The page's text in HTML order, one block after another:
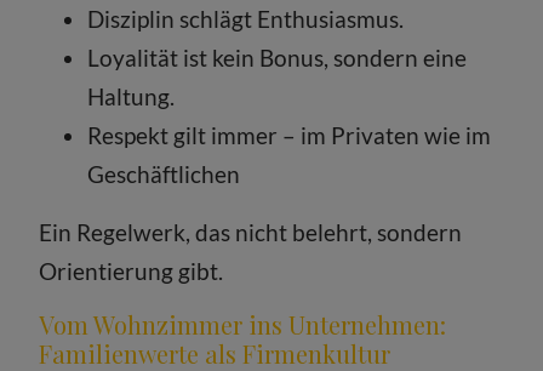
Disziplin schlägt Enthusiasmus.
Loyalität ist kein Bonus, sondern eine
Haltung.
Respekt gilt immer – im Privaten wie im
Geschäftlichen
Ein Regelwerk, das nicht belehrt, sondern
Orientierung gibt.
Vom Wohnzimmer ins Unternehmen:
Familienwerte als Firmenkultur